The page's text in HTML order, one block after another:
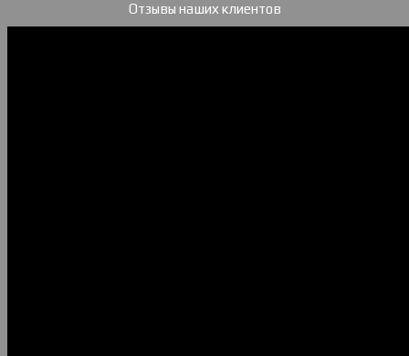
Отзывы наших клиентов